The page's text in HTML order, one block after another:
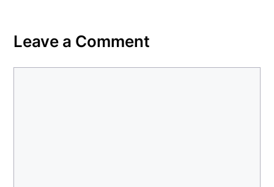
Leave a Comment